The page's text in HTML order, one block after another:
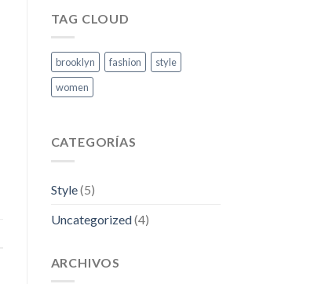
TAG CLOUD
brooklyn fashion
style
women
CATEGORÍAS
Style(5)
Uncategorized(4)
ARCHIVOS